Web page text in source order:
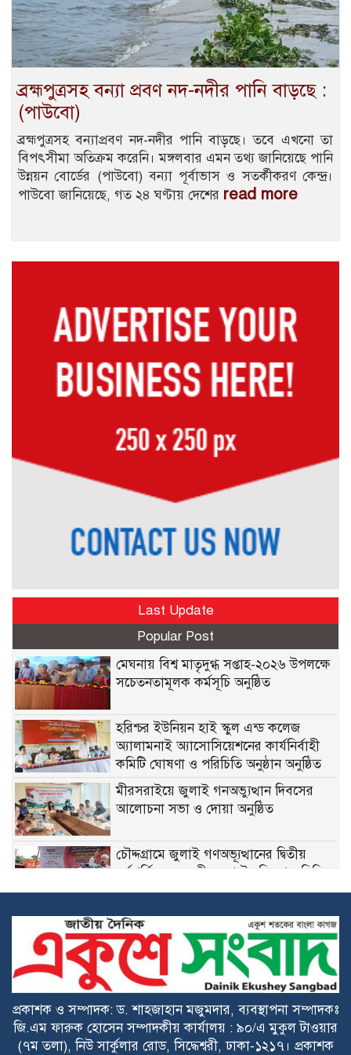
ব্রহ্মপুত্রসহ বন্যা প্রবণ নদ-নদীর পানি বাড়ছে :
(পাউবো)
ব্রহ্মপুত্রসহ বন্যাপ্রবণ নদ-নদীর পানি বাড়ছে। তবে এখনো তা
বিপৎসীমা অতিক্রম করেনি। মঙ্গলবার এমন তথ্য জানিয়েছে পানি
উন্নয়ন বোর্ডের (পাউবো) বন্যা পূর্বাভাস ও সতর্কীকরণ কেন্দ্র।
পাউবো জানিয়েছে, গত ২৪ ঘণ্টায় দেশের read more
Last Update
Popular Post
মেঘনায় বিশ্ব মাতৃদুগ্ধ সপ্তাহ-২০২৬ উপলক্ষে
সচেতনতামূলক কর্মসূচি অনুষ্ঠিত
হরিশ্চর ইউনিয়ন হাই স্কুল এন্ড কলেজ
অ্যালামনাই অ্যাসোসিয়েশনের কার্যনির্বাহী
কমিটি ঘোষণা ও পরিচিতি অনুষ্ঠান অনুষ্ঠিত
মীরসরাইয়ে জুলাই গনঅভ্যুত্থান দিবসের
আলোচনা সভা ও দোয়া অনুষ্ঠিত
চৌদ্দগ্রামে জুলাই গণঅভ্যূত্থানের দ্বিতীয়
বর্ষপূর্তিতে ১১ দলীয় জোটের বিক্ষোভ মিছিল
ফ্যাসিবাদবিরোধী আন্দোলনে হত্যাকাণ্ডের
বিচার হবে স্বচ্ছ, নিরপেক্ষ ও বিশ্বাসযোগ্য:
প্রধানমন্ত্রী
শেখ হাসিনার দিল্লিতে সংবাদমাধ্যমে বক্তব্যে
প্রকাশক ও সম্পাদক: ড. শাহজাহান মজুমদার, ব্যবস্থাপনা সম্পাদকঃ
জি.এম ফারুক হোসেন সম্পাদকীয় কার্যালয় : ৯০/এ মুকুল টাওয়ার
(৭ম তলা), নিউ সার্কুলার রোড, সিদ্ধেশ্বরী, ঢাকা-১২১৭। প্রকাশক